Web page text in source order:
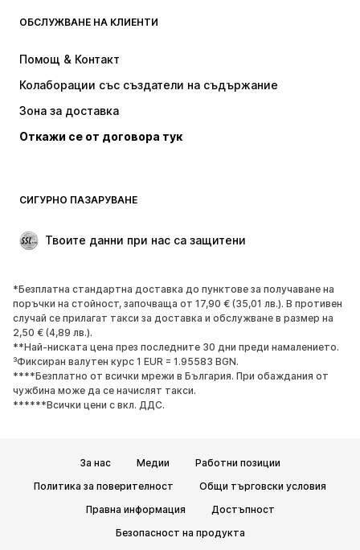
ADIDAS SPORTSWEAR
Baker by Ted Baker
ОБСЛУЖВАНЕ НА КЛИЕНТИ
Помощ & Контакт
Колаборации със създатели на съдържание
Зона за доставка
Откажи се от договора тук
СИГУРНО ПАЗАРУВАНЕ
Твоите данни при нас са защитени
*Безплатна стандартна доставка до пунктове за получаване на
поръчки на стойност, започваща от 17,90 € (35,01 лв.). В противен
случай се прилагат такси за доставка и обслужване в размер на
2,50 € (4,89 лв.).
**Най-ниската цена през последните 30 дни преди намалението.
³Фиксиран валутен курс 1 EUR = 1.95583 BGN.
****Безплатно от всички мрежи в България. При обаждания от
чужбина може да се начислят такси.
******Всички цени с вкл. ДДС.
За нас Медии
Работни позиции
Политика за поверителност
Общи търговски условия
Правна информация
Достъпност
Безопасност на продукта